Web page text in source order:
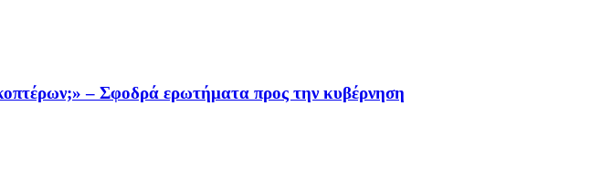
– Σφοδρά ερωτήματα προς την κυβέρνηση